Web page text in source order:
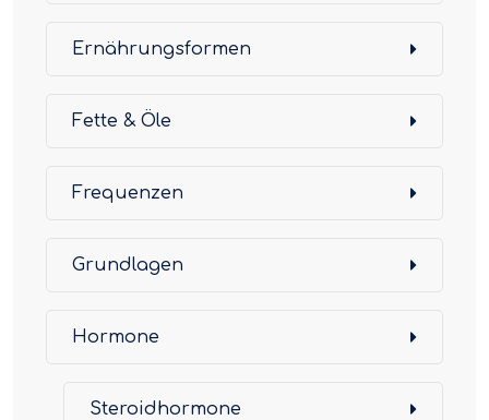
Ernährungsformen
Fette & Öle
Frequenzen
Grundlagen
Hormone
Steroidhormone